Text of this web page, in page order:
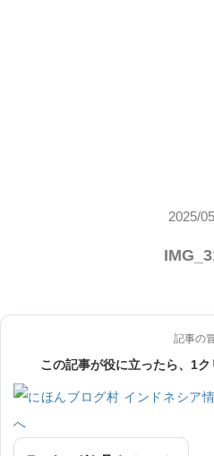
2025/
記事の
この記事が役に立ったら、1